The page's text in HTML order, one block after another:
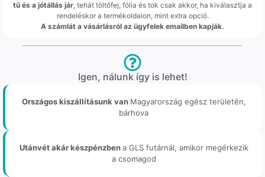
tű és a jótállás jár, tehát töltőfej, fólia és tok csak akkor, ha kiválasztja a
rendeléskor a termékoldalon, mint extra opció.
A számlát a vásárlásról az ügyfelek emailben kapják.
Igen, nálunk így is lehet!
Országos kiszállításunk van Magyarország egész területén,
bárhova
Utánvét akár készpénzbena GLS futárnál, amikor megérkezik
a csomagod